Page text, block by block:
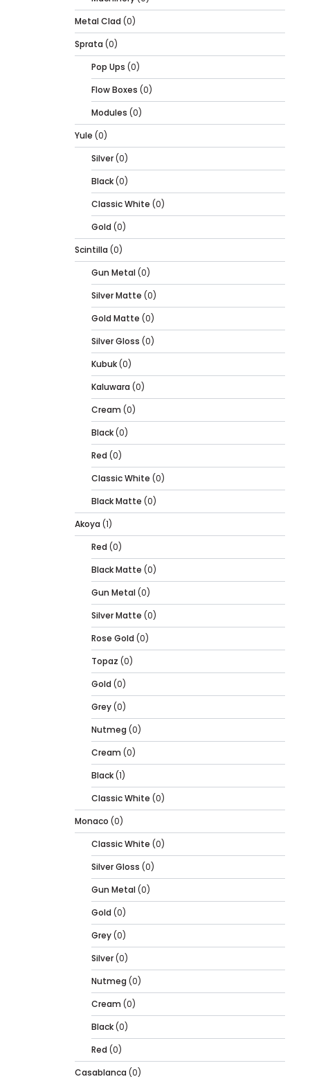
Metal Clad (0)
Sprata (0)
Pop Ups (0)
Flow Boxes (0)
Modules (0)
Yule (0)
Silver(0)
Black(0)
Classic White (0)
Gold (0)
Scintilla (0)
Gun Metal(0)
Silver Matte (0)
Gold Matte (0)
Silver Gloss (0)
Kubuk(0)
Kaluwara (0)
Cream (0)
Black(0)
Red (0)
Classic White (0)
Black Matte (0)
Akoya (1)
Red (0)
Black Matte (0)
Gun Metal(0)
Silver Matte (0)
Rose Gold (0)
Topaz (0)
Gold (0)
Grey(0)
Nutmeg (0)
Cream (0)
Black(1)
Classic White (0)
Monaco (0)
Classic White (0)
Silver Gloss (0)
Gun Metal(0)
Gold (0)
Grey(0)
Silver(0)
Nutmeg (0)
Cream (0)
Black(0)
Red (0)
Casablanca (0)